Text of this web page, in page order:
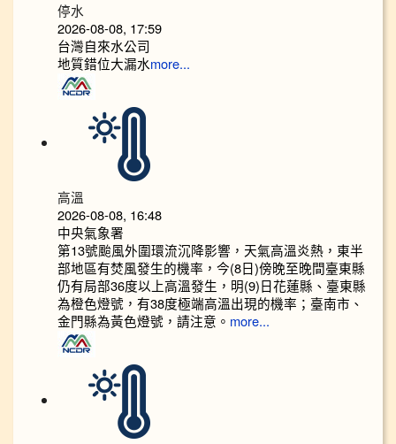
停水
2026-08-08, 17:59
台灣自來水公司
地質錯位大漏水more...
高溫
2026-08-08, 16:48
中央氣象署
第13號颱風外圍環流沉降影響，天氣高溫炎熱，東半
部地區有焚風發生的機率，今(8日)傍晚至晚間臺東縣
仍有局部36度以上高溫發生，明(9)日花蓮縣、臺東縣
為橙色燈號，有38度極端高溫出現的機率；臺南市、
金門縣為黃色燈號，請注意。 more...